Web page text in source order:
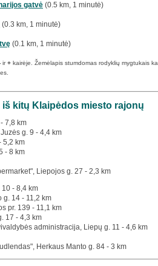
gatvė (0.5 km, 1 minutė)
(0.3 km, 1 minutė)
(0.1 km, 1 minutė)
ir+ kairėje. Žemėlapis stumdomas rodyklių mygtukais
kitų Klaipėdos miesto rajonų
7,8 km
g. 9 - 4,4 km
5,2 km
- 8 km
Liepojos g. 27 - 2,3 km
10 - 8,4 km
g. 14 - 11,2 km
pr. 139 - 11,1 km
17 - 4,3 km
administracija, Liepų g. 11 - 4,6 km
Herkaus Manto g. 84 - 3 km